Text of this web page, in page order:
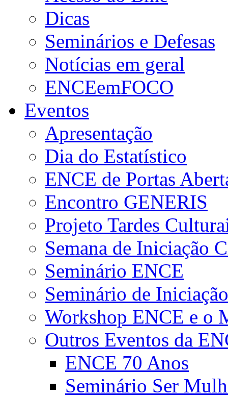
Dicas
Seminários e Defesas
Notícias em geral
ENCEemFOCO
Eventos
Apresentação
Dia do Estatístico
ENCE de Portas
Encontro GENERIS
Projeto Tardes
Semana de Iniciação
Seminário ENCE
Seminário de
Workshop ENCE e o
Outros Eventos da
ENCE 70 Anos
Seminário Ser